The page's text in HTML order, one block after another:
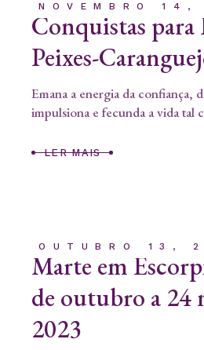
NOVEMBRO 14,
Conquistas para
Peixes-
Emana a energia da confiança,
impulsiona e fecunda a vida tal
LER MAIS
OUTUBRO 13,
Marte em
de outubro a 24
2023